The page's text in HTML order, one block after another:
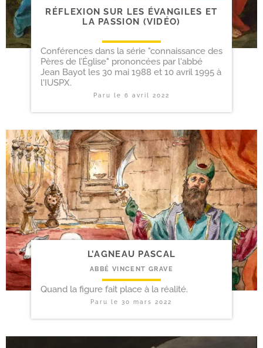
RÉFLEXION SUR LES ÉVANGILES ET
LA PASSION (VIDÉO)
Conférences dans la série "connaissance des
Pères de l’Église" prononcées par l'abbé
Jean Bayot les 30 mai 1988 et 10 avril 1995 à
l'IUSPX.
Paru le 6 avril 2022
L’AGNEAU PASCAL
ABBÉ VINCENT GRAVE
Quand la figure fait place à la réalité.
Paru le30 mars 2022